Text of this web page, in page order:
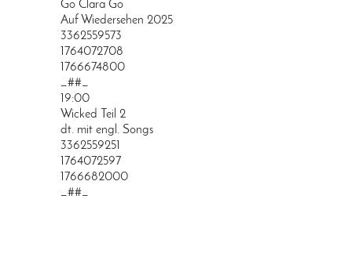
Go Clara Go
Auf Wiedersehen 2025
3362559573
1764072708
1766674800
_##_
19:00
Wicked Teil 2
dt. mit engl. Songs
3362559251
1764072597
1766682000
_##_